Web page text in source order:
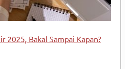
2025, Bakal Sampai Kapan?